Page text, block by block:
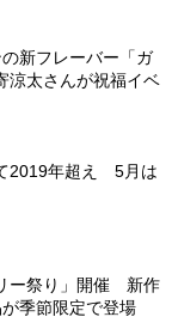
新フレーバー「ガ
太さんが祝福イベ
2019年超え 5月は
ー祭り」開催 新作
季節限定で登場